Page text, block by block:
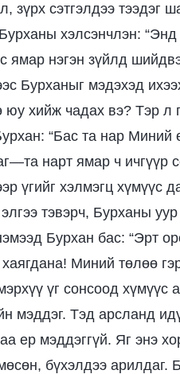
зүрх сэтгэлдээ тээдэг
хэлсэнчлэн:
ямар нэгэн зүйлд
Бурханыг мэдэхэд
юу хийж чадах вэ? Тэр л
“Бас та нар Миний
нарт ямар ч ичгүүр
үгийг хэлмэгц хүмүүс
тэвэрч, Бурханы
Бурхан бас: “Эрт
Миний төлөө
үг сонсоод хүмүүс
мэддэг. Тэд арсланд
ер мэддэггүй. Яг энэ
бүхэлдээ арилдаг.